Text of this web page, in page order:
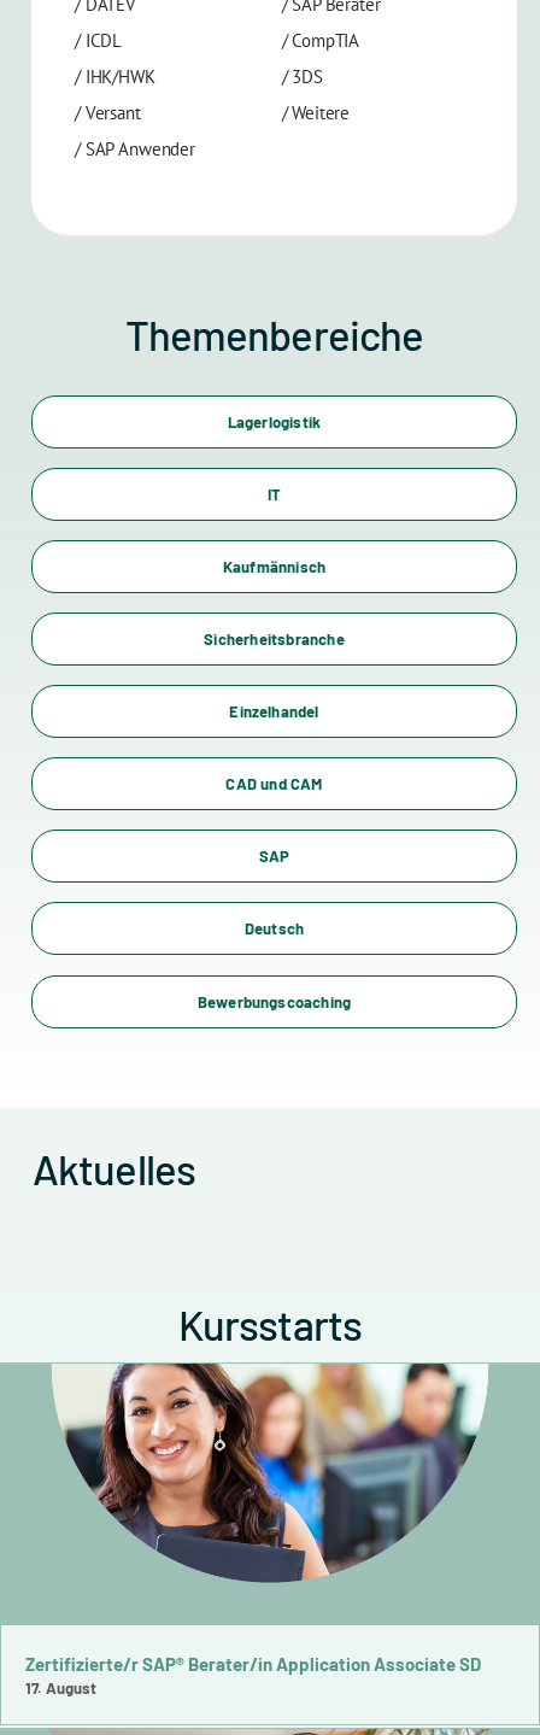
/ ICDL
/ IHK/HWK
/Versant
/SAP Anwender
/CompTIA
/3DS
/Weitere
Themenbereiche
Lagerlogistik
IT
Kaufmännisch
Sicherheitsbranche
Einzelhandel
CAD und CAM
SAP
Deutsch
Bewerbungscoaching
Aktuelles
Kursstarts
Zertifizierte/r SAP® Berater/in Application Associate SD
17. August